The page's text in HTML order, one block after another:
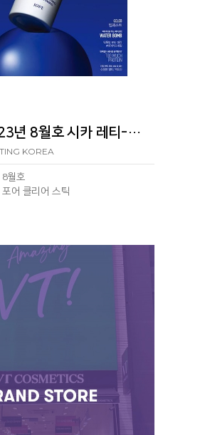
뷰티쁠 2023년 8월호 시카 레티-에이 포어 클리어 스틱
KOREA
월호
어 클리어 스틱